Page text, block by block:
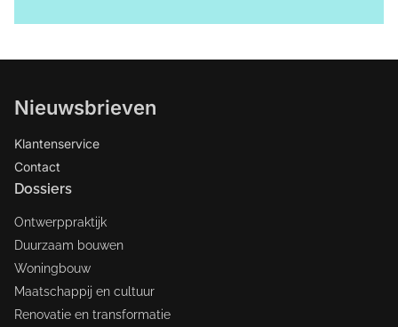
Nieuwsbrieven
Klantenservice
Contact
Dossiers
Ontwerppraktijk
Duurzaam bouwen
Woningbouw
Maatschappij en cultuur
Renovatie en transformatie